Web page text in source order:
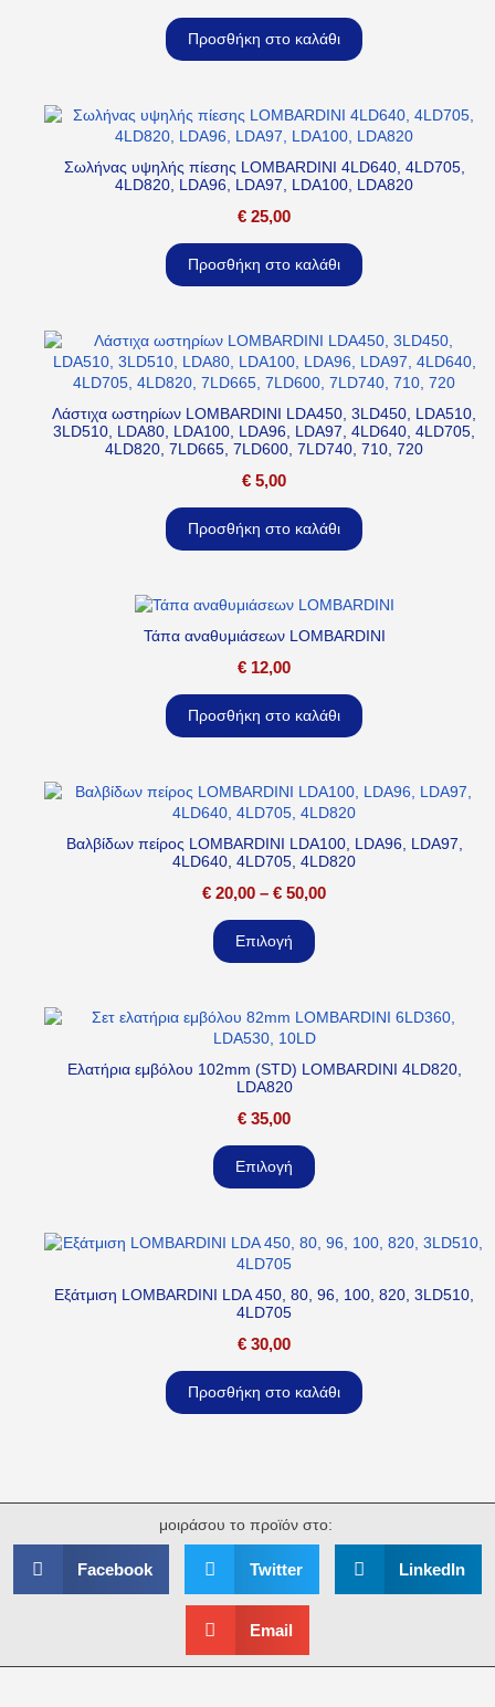
Προσθήκη στο καλάθι
Σωλήνας υψηλής πίεσης LOMBARDINI 4LD640, 4LD705,
4LD820, LDA96, LDA97, LDA100, LDA820
€ 25,00
Προσθήκη στο καλάθι
Λάστιχα ωστηρίων LOMBARDINI LDA450, 3LD450, LDA510,
3LD510, LDA80, LDA100, LDA96, LDA97, 4LD640, 4LD705,
4LD820, 7LD665, 7LD600, 7LD740, 710, 720
€ 5,00
Προσθήκη στο καλάθι
Τάπα αναθυμιάσεων LOMBARDINI
€ 12,00
Προσθήκη στο καλάθι
Βαλβίδων πείρος LOMBARDINI LDA100, LDA96, LDA97,
4LD640, 4LD705, 4LD820
€ 20,00 – € 50,00
Επιλογή
Ελατήρια εμβόλου 102mm (STD) LOMBARDINI 4LD820,
LDA820
€ 35,00
Επιλογή
Εξάτμιση LOMBARDINI LDA 450, 80, 96, 100, 820, 3LD510,
4LD705
€ 30,00
Προσθήκη στο καλάθι
μοιράσου το προϊόν στο:
Facebook Twitter LinkedIn
Email